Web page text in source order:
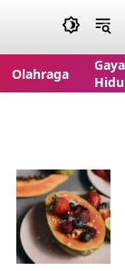
Olahraga
Gaya